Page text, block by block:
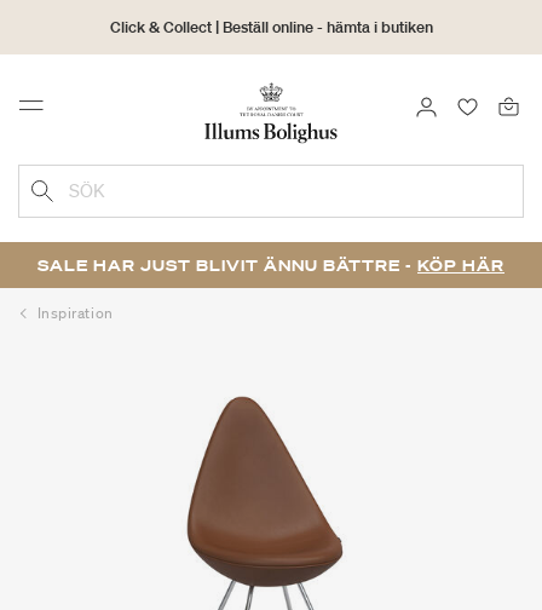
Click & Collect | Beställ online - hämta i butiken
30 dagars returrätt
Menu LOGGA IN
SÖK
SALE HAR JUST BLIVIT ÄNNU BÄTTRE - KÖP HÄR
Inspiration